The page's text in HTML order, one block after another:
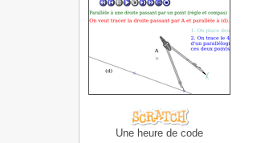
Une heure de code